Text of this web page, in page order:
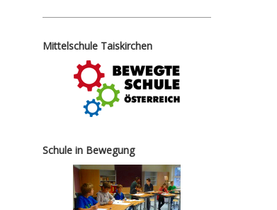
Mittelschule Taiskirchen
Schule in Bewegung